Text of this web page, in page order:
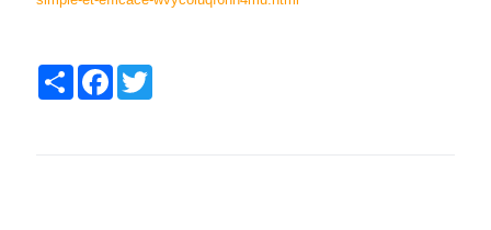
PartagerFacebook